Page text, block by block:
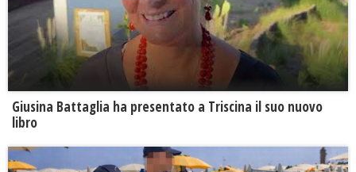
Giusina Battaglia ha presentato a Triscina il suo nuovo
libro